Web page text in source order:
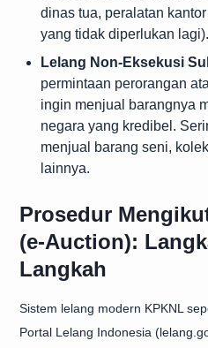
dinas tua, peralatan
yang tidak diperlukan lagi).
Lelang Non-Eksekusi
permintaan perorangan
ingin menjual barangnya
negara yang kredibel.
menjual barang seni,
lainnya.
Prosedur
(e-Auction):
Langkah
Sistem lelang modern KPKNL
Portal Lelang Indonesia